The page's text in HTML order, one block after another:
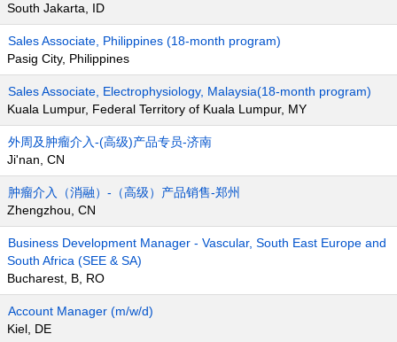
South Jakarta, ID
Sales Associate, Philippines (18-month program)
Pasig City, Philippines
Sales Associate, Electrophysiology, Malaysia(18-month program)
Kuala Lumpur, Federal Territory of Kuala Lumpur, MY
外周及肿瘤介入-(高级)产品专员-济南
Ji'nan, CN
肿瘤介入（消融）-（高级）产品销售-郑州
Zhengzhou, CN
Business Development Manager - Vascular, South East Europe and
South Africa (SEE & SA)
Bucharest, B, RO
Account Manager (m/w/d)
Kiel, DE